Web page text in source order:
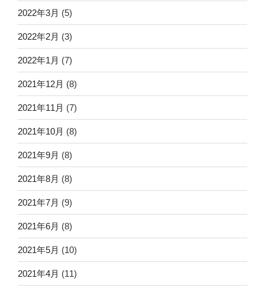
2022年3月 (5)
2022年2月 (3)
2022年1月 (7)
2021年12月 (8)
2021年11月 (7)
2021年10月 (8)
2021年9月 (8)
2021年8月 (8)
2021年7月 (9)
2021年6月 (8)
2021年5月 (10)
2021年4月 (11)